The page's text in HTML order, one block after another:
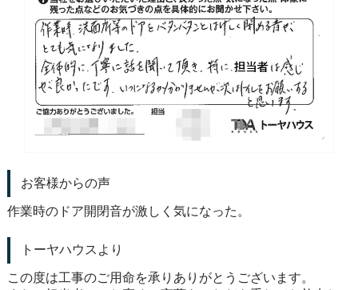
お客様からの声
作業時のドア開閉音が激しく気になった。
トーヤハウスより
この度は工事のご用命を承りありがとうございます。